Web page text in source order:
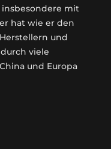
mit
hat wie er den
und
viele
und Europa